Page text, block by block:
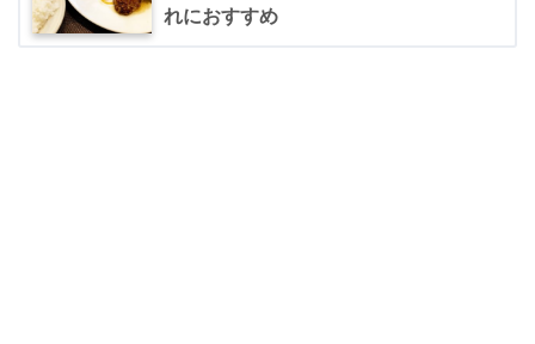
れにおすすめ